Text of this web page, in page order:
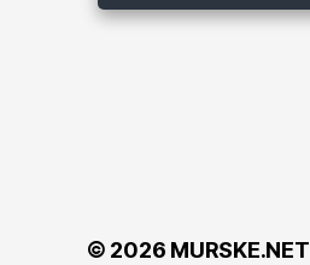
© 2026 MURSKE.NET